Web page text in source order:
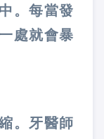
。每當發
處就會暴
。牙醫師